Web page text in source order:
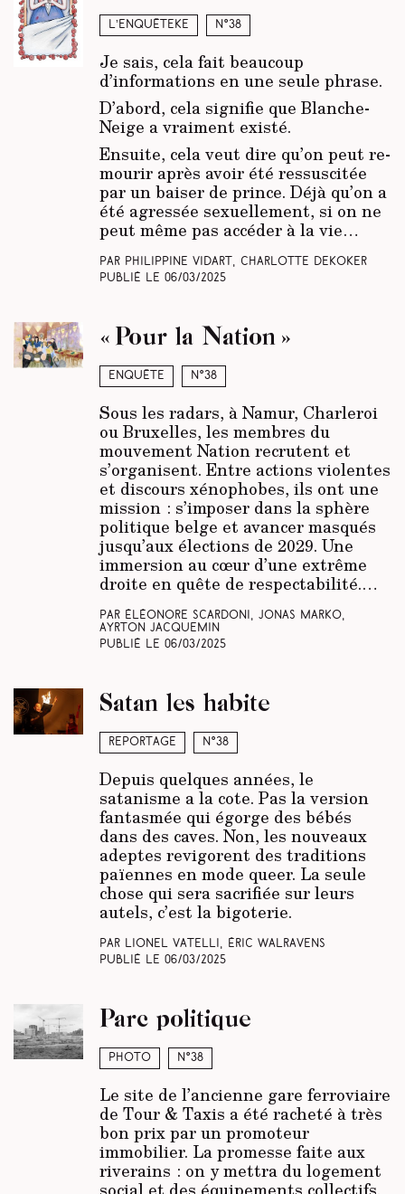
L’enquêteke N°38
Je sais, cela fait beaucoup
d’informations en une seule phrase.
D’abord, cela signifie que Blanche-
Neige a vraiment existé.
Ensuite, cela veut dire qu’on peut re-
mourir après avoir été ressuscitée
par un baiser de prince. Déjà qu’on a
été agressée sexuellement, si on ne
peut même pas accéder à la vie…
Par Philippine Vidart, Charlotte Dekoker
Publié le 06/03/2025
Enquête N°38
« Pour la Nation »
Sous les radars, à Namur, Charleroi
ou Bruxelles, les membres du
mouvement Nation recrutent et
s’organisent. Entre actions violentes
et discours xénophobes, ils ont une
mission : s’imposer dans la sphère
politique belge et avancer masqués
jusqu’aux élections de 2029. Une
immersion au cœur d’une extrême
droite en quête de respectabilité.…
Par Éléonore Scardoni, Jonas Marko,
Ayrton Jacquemin
Publié le 06/03/2025
Reportage N°38
Satan les habite
Depuis quelques années, le
satanisme a la cote. Pas la version
fantasmée qui égorge des bébés
dans des caves. Non, les nouveaux
adeptes revigorent des traditions
païennes en mode queer. La seule
chose qui sera sacrifiée sur leurs
autels, c’est la bigoterie.
Par Lionel Vatelli, Éric Walravens
Publié le 06/03/2025
Photo N°38
Parc politique
Le site de l’ancienne gare ferroviaire
de Tour & Taxis a été racheté à très
bon prix par un promoteur
immobilier. La promesse faite aux
riverains : on y mettra du logement